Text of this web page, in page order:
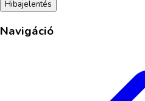
Hibajelentés
Navigáció